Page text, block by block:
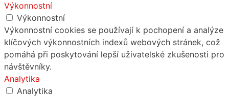
Výkonnostní
Výkonnostní
Výkonnostní cookies se používají k pochopení a analýze
klíčových výkonnostních indexů webových stránek, což
pomáhá při poskytování lepší uživatelské zkušenosti pro
návštěvníky.
Analytika
Analytika